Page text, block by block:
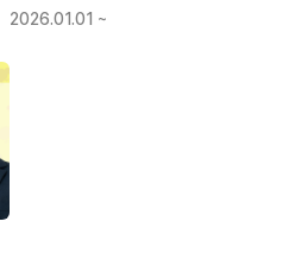
2026.01.01 ~